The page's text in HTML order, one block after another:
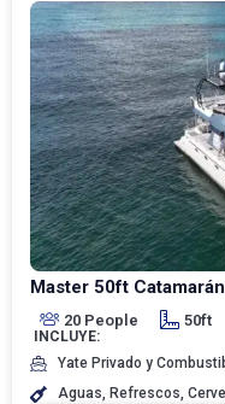
Master 50ft
20 People 50ft
INCLUYE:
Yate Privado y
Aguas, Refrescos,